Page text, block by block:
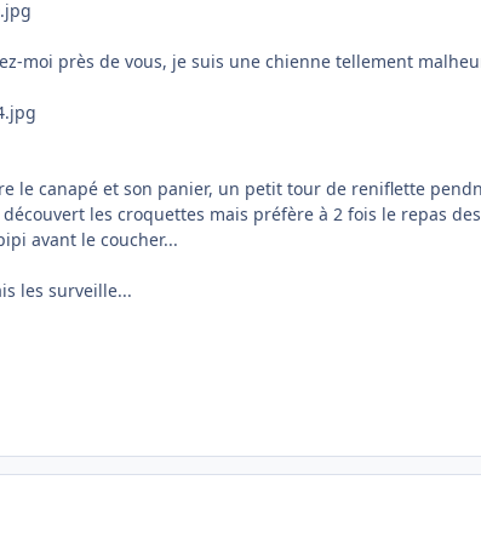
moi près de vous, je suis une chienne tellement
le canapé et son panier, un petit tour de reniflette
les croquettes mais préfère à 2 fois le repas
avant le coucher...
les surveille...